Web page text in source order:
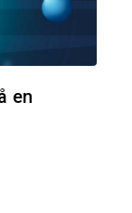
en